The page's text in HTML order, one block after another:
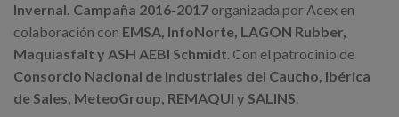
Invernal. Campaña 2016-2017 organizada por Acex en
colaboración con EMSA, InfoNorte, LAGON Rubber,
Maquiasfalt y ASH AEBI Schmidt. Con el patrocinio de
Consorcio Nacional de Industriales del Caucho, Ibérica
de Sales, MeteoGroup, REMAQUI y SALINS.